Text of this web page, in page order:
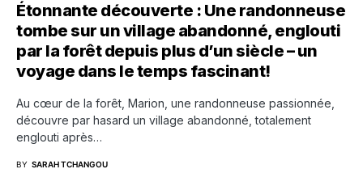
Étonnante découverte : Une randonneuse
tombe sur un village abandonné, englouti
par la forêt depuis plus d’un siècle – un
voyage dans le temps fascinant!
Au cœur de la forêt, Marion, une randonneuse passionnée,
découvre par hasard un village abandonné, totalement
englouti après…
BY SARAH TCHANGOU